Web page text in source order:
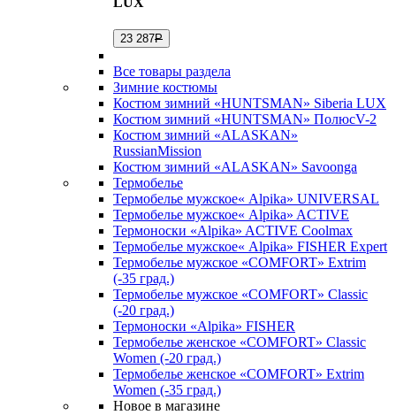
23 287Р
Все товары раздела
Зимние костюмы
Костюм зимний «HUNTSMAN» Siberia LUX
Костюм зимний «HUNTSMAN» ПолюсV-2
Костюм зимний «ALASKAN»
RussianMission
Костюм зимний «ALASKAN» Savoonga
Термобелье
Термобелье мужское« Alpika» UNIVERSAL
Термобелье мужское« Alpika» ACTIVE
Термоноски «Alpika» ACTIVE Coolmax
Термобелье мужское« Alpika» FISHER Expert
Термобелье мужское «COMFORT» Extrim
(-35 град.)
Термобелье мужское «COMFORT» Classic
(-20 град.)
Термоноски «Alpika» FISHER
Термобелье женское «COMFORT» Classic
Women (-20 град.)
Термобелье женское «COMFORT» Extrim
Women (-35 град.)
Новое в магазине